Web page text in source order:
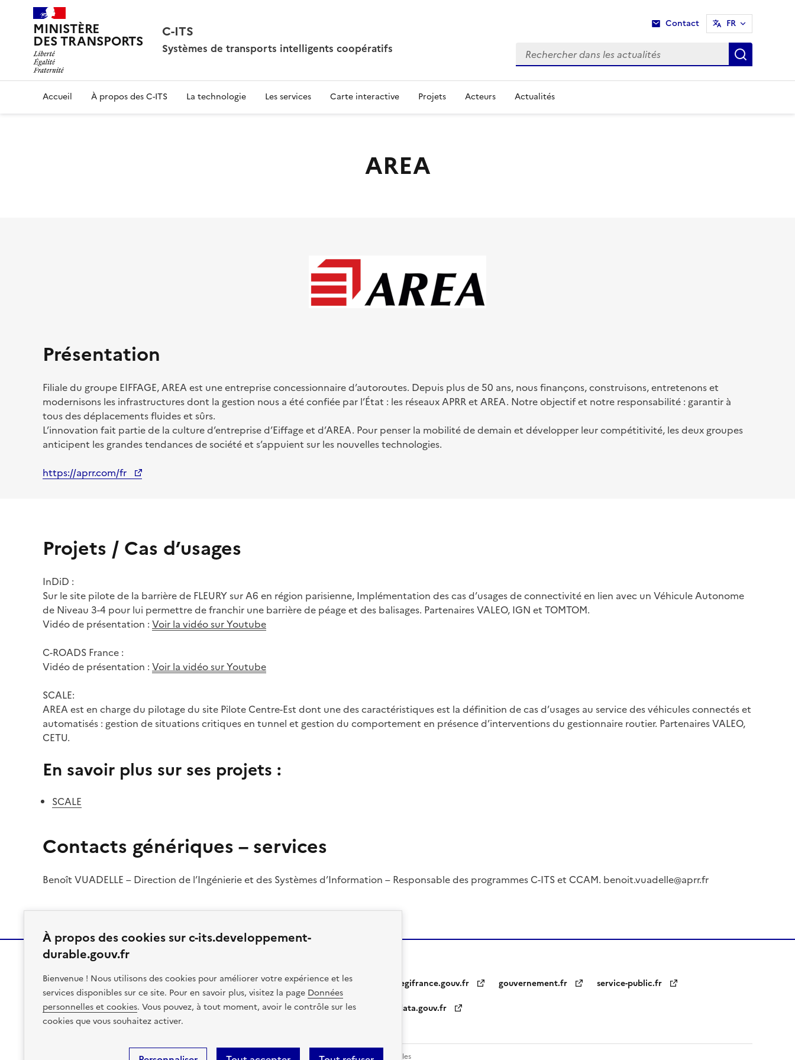
À propos des cookies sur c-its.developpement-
durable.gouv.fr
Bienvenue ! Nous utilisons des cookies pour améliorer votre expérience et les
services disponibles sur ce site. Pour en savoir plus, visitez la page Données
personnelles et cookies. Vous pouvez, à tout moment, avoir le contrôle sur les
cookies que vous souhaitez activer.
MINISTÈRE
DES TRANSPORTS
C-ITS
Systèmes de transports intelligents coopératifs
Contact FR
Rechercher dans les actualités
Accueil À propos des C-ITS La technologie Les services Carte interactive Projets Acteurs Actualités
AREA
Présentation
Filiale du groupe EIFFAGE, AREA est une entreprise concessionnaire d’autoroutes. Depuis plus de 50 ans, nous finançons, construisons, entretenons et
modernisons les infrastructures dont la gestion nous a été confiée par l’État : les réseaux APRR et AREA. Notre objectif et notre responsabilité : garantir à
tous des déplacements fluides et sûrs.
L’innovation fait partie de la culture d’entreprise d’Eiffage et d’AREA. Pour penser la mobilité de demain et développer leur compétitivité, les deux groupes
anticipent les grandes tendances de société et s’appuient sur les nouvelles technologies.
https://aprr.com/fr
Projets / Cas d’usages
InDiD :
Sur le site pilote de la barrière de FLEURY sur A6 en région parisienne, Implémentation des cas d’usages de connectivité en lien avec un Véhicule Autonome
de Niveau 3-4 pour lui permettre de franchir une barrière de péage et des balisages. Partenaires VALEO, IGN et TOMTOM.
Vidéo de présentation : Voir la vidéo sur Youtube
C-ROADS France :
Vidéo de présentation : Voir la vidéo sur Youtube
SCALE:
AREA est en charge du pilotage du site Pilote Centre-Est dont une des caractéristiques est la définition de cas d’usages au service des véhicules connectés et
automatisés : gestion de situations critiques en tunnel et gestion du comportement en présence d’interventions du gestionnaire routier. Partenaires VALEO,
CETU.
En savoir plus sur ses projets :
SCALE
Contacts génériques – services
Benoît VUADELLE – Direction de l’Ingénierie et des Systèmes d’Information – Responsable des programmes C-ITS et CCAM. benoit.vuadelle@aprr.fr
MINISTÈRE
DES TRANSPORTS
legifrance.gouv.fr gouvernement.fr
service-public.fr
data.gouv.fr
Accessibilité : conformité partielle à 96 % Mentions légales Données personnelles